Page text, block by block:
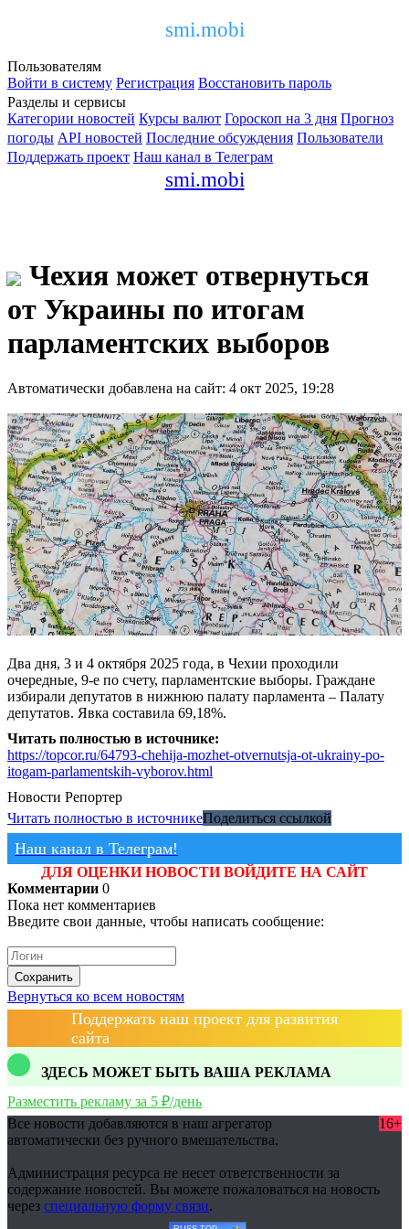
smi.mobi
Пользователям
Войти в систему Регистрация Восстановить пароль
Разделы и сервисы
Категории новостей Курсы валют Гороскоп на 3 дня Прогноз
погоды API новостей Последние обсуждения Пользователи
Поддержать проект Наш канал в Телеграм
smi.mobi
Чехия может отвернуться
от Украины по итогам
парламентских выборов
Автоматически добавлена на сайт: 4 окт 2025, 19:28
Два дня, 3 и 4 октября 2025 года, в Чехии проходили
очередные, 9-е по счету, парламентские выборы. Граждане
избирали депутатов в нижнюю палату парламента – Палату
депутатов. Явка составила 69,18%.
Читать полностью в источнике:
https://topcor.ru/64793-chehija-mozhet-otvernutsja-ot-ukrainy-po-
itogam-parlamentskih-vyborov.html
Новости Репортер
Читать полностью в источникеПоделиться ссылкой
Наш канал в Телеграм!
ДЛЯ ОЦЕНКИ НОВОСТИ ВОЙДИТЕ НА САЙТ
Комментарии 0
Пока нет комментариев
Введите свои данные, чтобы написать сообщение:
Сохранить
Вернуться ко всем новостям
Поддержать наш проект для развития
сайта
ЗДЕСЬ МОЖЕТ БЫТЬ ВАША РЕКЛАМА
Разместить рекламу за 5 ₽/день
Все новости добавляются в наш агрегатор
автоматически без ручного вмешательства.
16+
Администрация ресурса не несет ответственности за
содержание новостей. Вы можете пожаловаться на новость
через специальную форму связи.